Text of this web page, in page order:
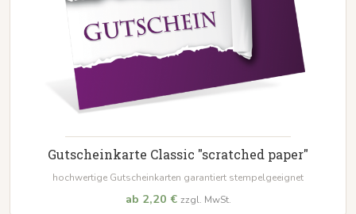
Gutscheinkarte Classic "scratched paper"
hochwertige Gutscheinkarten garantiert stempelgeeignet
ab 2,20 € zzgl. MwSt.